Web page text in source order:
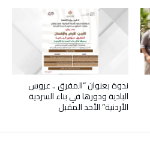
ندوة بعنوان “المفرق .. عروس
البادية ودورها في بناء السردية
الأردنية” الأحد المقبل